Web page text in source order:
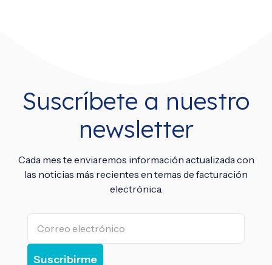
Suscríbete a nuestro
newsletter
Cada mes te enviaremos información actualizada con
las noticias más recientes en temas de facturación
electrónica.